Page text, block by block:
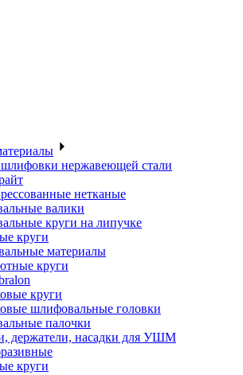
шлифовки нержавеющей стали
нетканые
валики
круги на липучке
круги
материалы
круги
круги
шлифовальные головки
палочки
держатели, насадки для УШМ
круги